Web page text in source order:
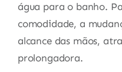
água para o banho.
comodidade, a
alcance das mãos,
prolongadora.